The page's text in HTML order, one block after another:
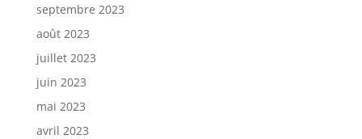
septembre 2023
août 2023
juillet 2023
juin 2023
mai 2023
avril 2023